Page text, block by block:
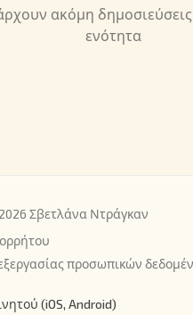
ακόμη
ενότητα
Σβετλάνα Ντράγκαν
προσωπικών
(iOS, Android)